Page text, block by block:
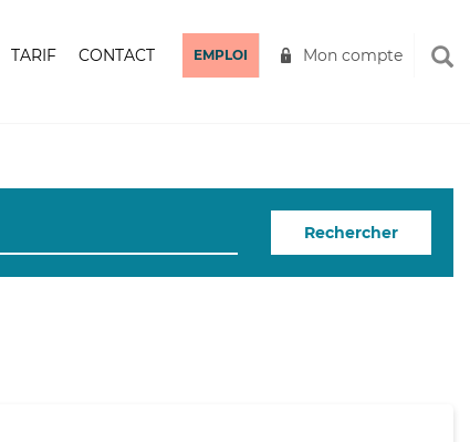
TARIF CONTACT EMPLOI Mon compte
Rechercher